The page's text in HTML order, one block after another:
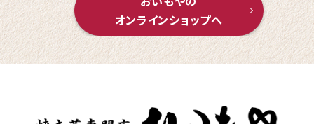
オンラインショップへ